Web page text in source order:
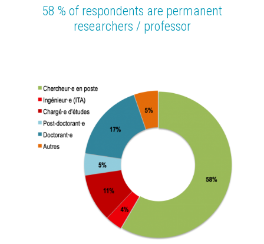
58 % of respondents are permanent
researchers / professor
Image